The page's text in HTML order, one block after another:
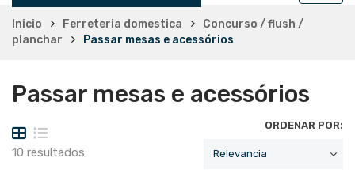
Inicio Ferreteria domestica
Concurso / flush /
planchar
Passar mesas e acessórios
Passar mesas e acessórios
10 resultados
ORDENAR POR: